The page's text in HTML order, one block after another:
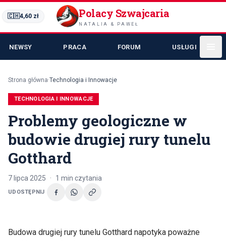
🇨🇭4,60 zł Polacy Szwajcaria
NATALIA & PAWEŁ
NEWSY PRACA FORUM USŁUGI
Strona główna·Technologia i Innowacje
TECHNOLOGIA I INNOWACJE
Problemy geologiczne w
budowie drugiej rury tunelu
Gotthard
7 lipca 2025 · 1 min czytania
UDOSTĘPNIJ
Budowa drugiej rury tunelu Gotthard napotyka poważne